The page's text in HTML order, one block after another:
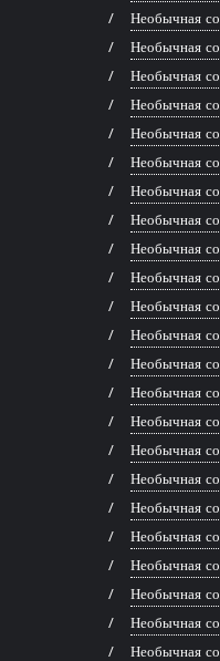
Необычная
Необычная
Необычная
Необычная
Необычная
Необычная
Необычная
Необычная
Необычная
Необычная
Необычная
Необычная
Необычная
Необычная
Необычная
Необычная
Необычная
Необычная
Необычная
Необычная
Необычная
Необычная
Необычная